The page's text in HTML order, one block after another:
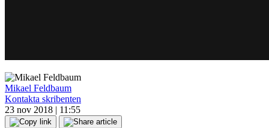
Mikael Feldbaum
Kontakta skribenten
23 nov 2018 | 11:55